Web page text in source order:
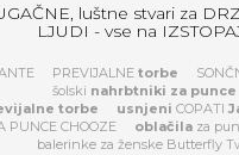
luštne stvari za
LJUDI - vse na
PREVIJALNE torbe
šolski nahrbtniki za punce
torbe usnjeni COPATI
PUNCE CHOOZE oblačila za
balerinke za ženske Butterfly